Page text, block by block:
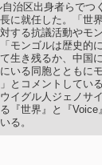
治区出身者らでつ
に就任した。「世
する抗議活動やモ
モンゴルは歴史的
生き残るか、中国
いる同胞とともに
とコメントしてい
イグル人ジェノサ
『世界』と『
る。